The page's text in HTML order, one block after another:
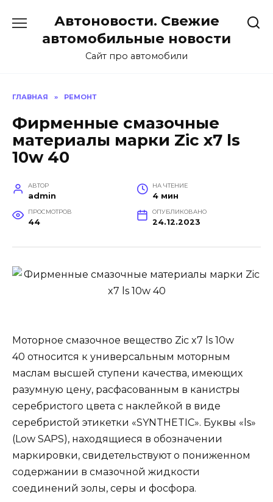
содержанию
Автоновости. Свежие
автомобильные новости
Сайт про автомобили
ГЛАВНАЯ » РЕМОНТ
Фирменные смазочные
материалы марки Zic x7 ls
10w 40
АВТОР
admin
НА ЧТЕНИЕ
4 мин
ПРОСМОТРОВ
44
ОПУБЛИКОВАНО
24.12.2023
Моторное смазочное вещество Zic x7 ls 10w
40 относится к универсальным моторным
маслам высшей ступени качества, имеющих
разумную цену, расфасованным в канистры
серебристого цвета с наклейкой в виде
серебристой этикетки «SYNTHETIC». Буквы «ls»
(Low SAPS), находящиеся в обозначении
маркировки, свидетельствуют о пониженном
содержании в смазочной жидкости
соединений золы, серы и фосфора.